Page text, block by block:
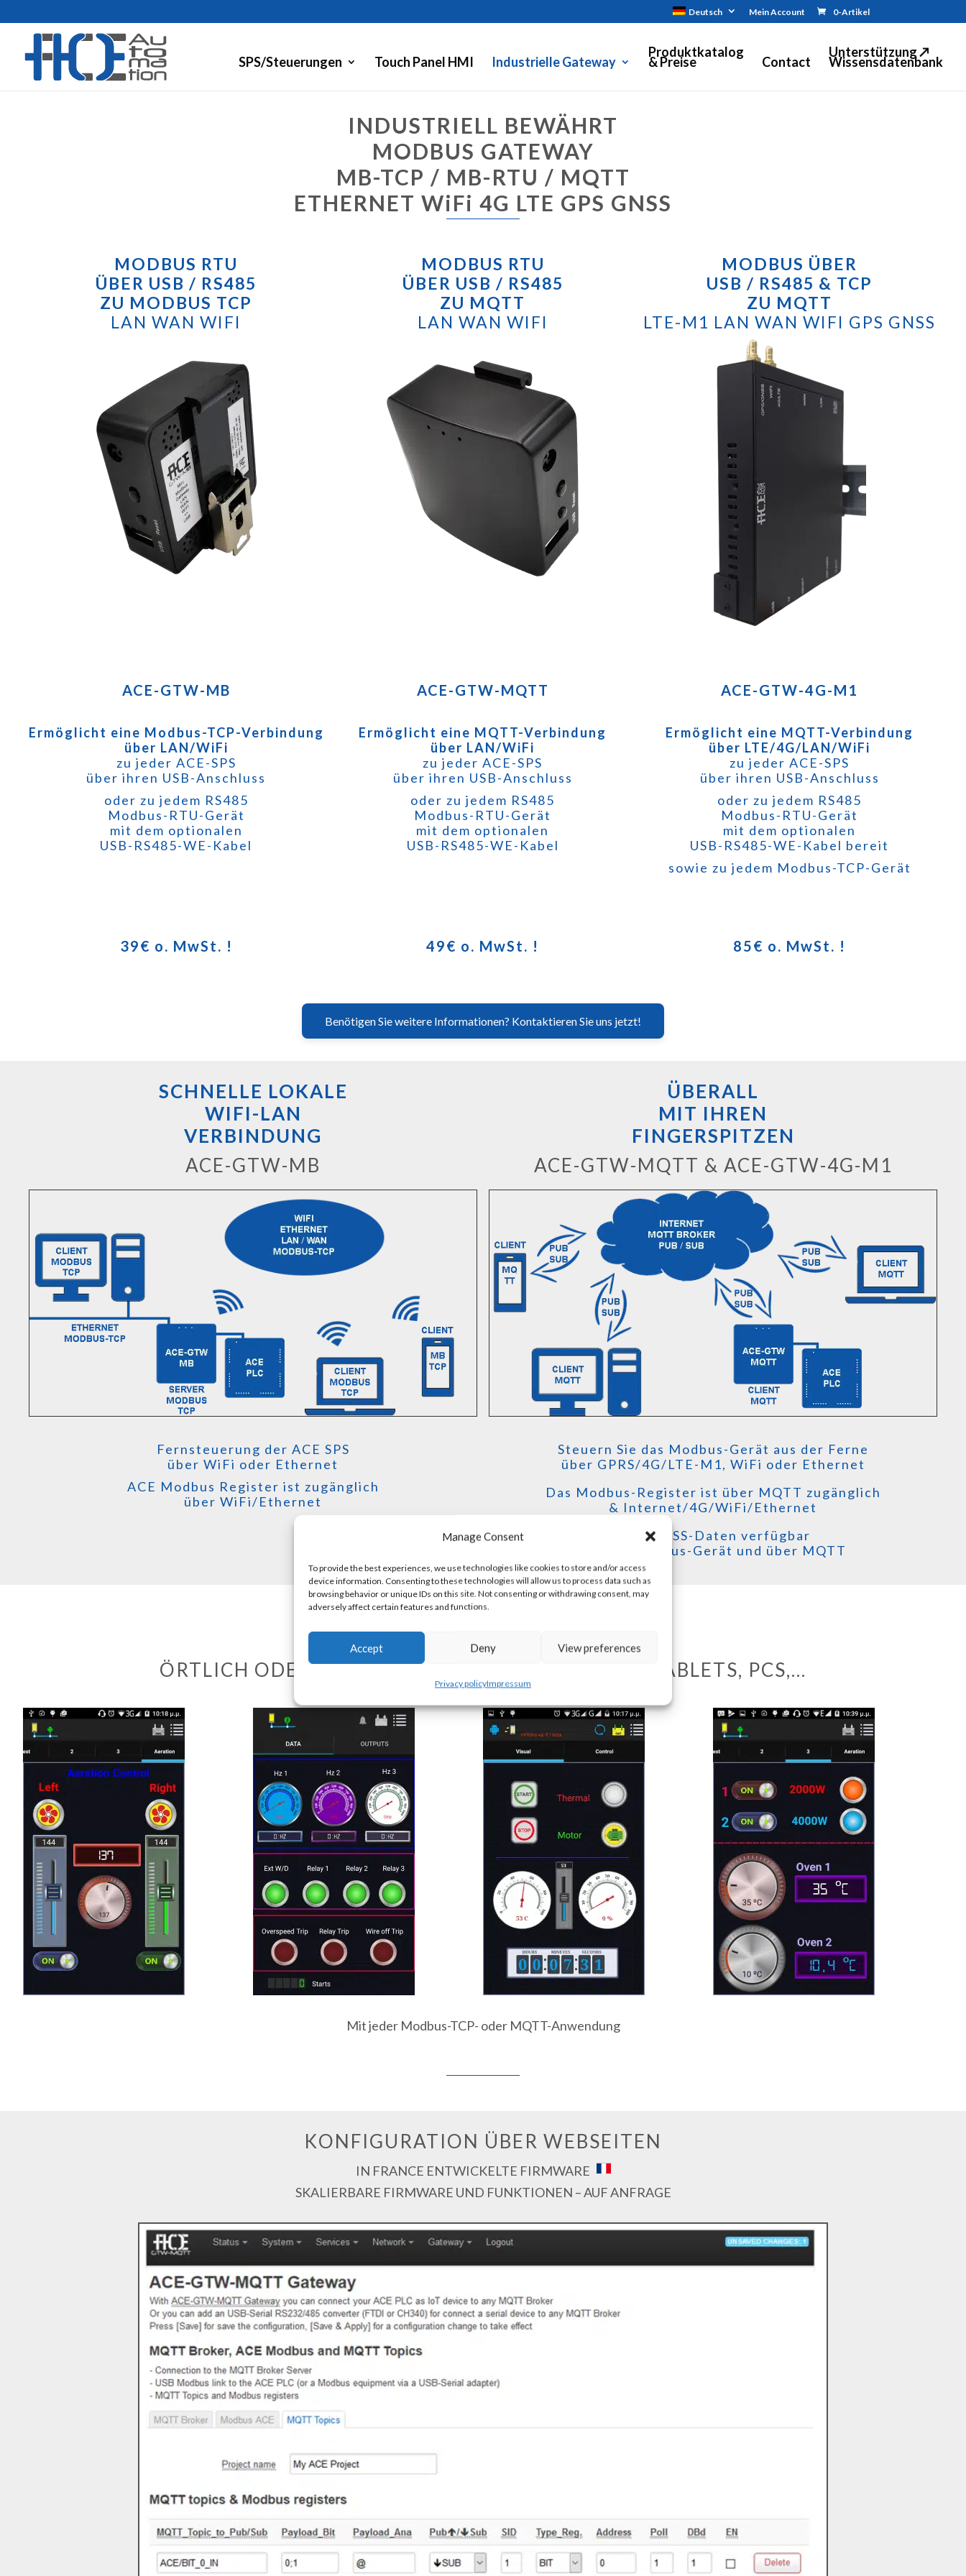
Manage Consent
To provide the best experiences, we use technologies like cookies to store and/or access
device information. Consenting to these technologies will allow us to process data such as
browsing behavior or unique IDs on this site. Not consenting or withdrawing consent, may
adversely affect certain features and functions.
Accept Deny View preferences
Privacy policyImpressum
Deutsch Mein Account 0-Artikel
SPS/Steuerungen Touch Panel HMI Industrielle Gateway
Produktkatalog
& Preise Contact
Unterstützung ↗
Wissensdatenbank
INDUSTRIELL BEWÄHRT
MODBUS GATEWAY
MB-TCP / MB-RTU / MQTT
ETHERNET WiFi 4G LTE GPS GNSS
MODBUS RTU
ÜBER USB / RS485
ZU MODBUS TCP
LAN WAN WIFI
MODBUS RTU
ÜBER USB / RS485
ZU MQTT
LAN WAN WIFI
MODBUS ÜBER
USB / RS485 & TCP
ZU MQTT
LTE-M1 LAN WAN WIFI GPS GNSS
ACE-GTW-MB ACE-GTW-MQTT ACE-GTW-4G-M1
Ermöglicht eine Modbus-TCP-Verbindung
über LAN/WiFi
zu jeder ACE-SPS
über ihren USB-Anschluss
oder zu jedem RS485
Modbus-RTU-Gerät
mit dem optionalen
USB-RS485-WE-Kabel
Ermöglicht eine MQTT-Verbindung
über LAN/WiFi
zu jeder ACE-SPS
über ihren USB-Anschluss
oder zu jedem RS485
Modbus-RTU-Gerät
mit dem optionalen
USB-RS485-WE-Kabel
Ermöglicht eine MQTT-Verbindung
über LTE/4G/LAN/WiFi
zu jeder ACE-SPS
über ihren USB-Anschluss
oder zu jedem RS485
Modbus-RTU-Gerät
mit dem optionalen
USB-RS485-WE-Kabel bereit
sowie zu jedem Modbus-TCP-Gerät
39€ o. MwSt. ! 49€ o. MwSt. ! 85€ o. MwSt. !
Benötigen Sie weitere Informationen? Kontaktieren Sie uns jetzt!
SCHNELLE LOKALE
WIFI-LAN
VERBINDUNG
ACE-GTW-MB
ÜBERALL
MIT IHREN
FINGERSPITZEN
ACE-GTW-MQTT & ACE-GTW-4G-M1
Fernsteuerung der ACE SPS
über WiFi oder Ethernet
ACE Modbus Register ist zugänglich
über WiFi/Ethernet
Steuern Sie das Modbus-Gerät aus der Ferne
über GPRS/4G/LTE-M1, WiFi oder Ethernet
Das Modbus-Register ist über MQTT zugänglich
& Internet/4G/WiFi/Ethernet
GPS/GNSS-Daten verfügbar
für das Modbus-Gerät und über MQTT
ÖRTLICH ODER ENTFERNT, VON SMARTPHONES, TABLETS, PCS,…
Mit jeder Modbus-TCP- oder MQTT-Anwendung
KONFIGURATION ÜBER WEBSEITEN
IN FRANCE ENTWICKELTE FIRMWARE
SKALIERBARE FIRMWARE UND FUNKTIONEN – AUF ANFRAGE